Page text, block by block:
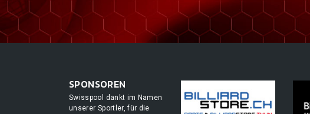
SPONSOREN
Swisspool dankt im Namen
unserer Sportler, für die